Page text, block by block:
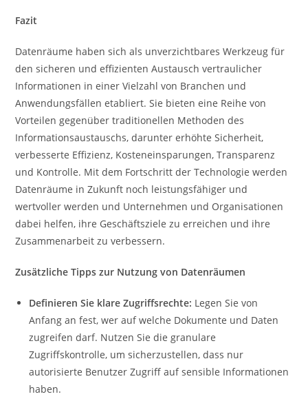
Fazit
Datenräume haben sich als unverzichtbares Werkzeug für
den sicheren und effizienten Austausch vertraulicher
Informationen in einer Vielzahl von Branchen und
Anwendungsfällen etabliert. Sie bieten eine Reihe von
Vorteilen gegenüber traditionellen Methoden des
Informationsaustauschs, darunter erhöhte Sicherheit,
verbesserte Effizienz, Kosteneinsparungen, Transparenz
und Kontrolle. Mit dem Fortschritt der Technologie werden
Datenräume in Zukunft noch leistungsfähiger und
wertvoller werden und Unternehmen und Organisationen
dabei helfen, ihre Geschäftsziele zu erreichen und ihre
Zusammenarbeit zu verbessern.
Zusätzliche Tipps zur Nutzung von Datenräumen
Definieren Sie klare Zugriffsrechte: Legen Sie von
Anfang an fest, wer auf welche Dokumente und Daten
zugreifen darf. Nutzen Sie die granulare
Zugriffskontrolle, um sicherzustellen, dass nur
autorisierte Benutzer Zugriff auf sensible Informationen
haben.